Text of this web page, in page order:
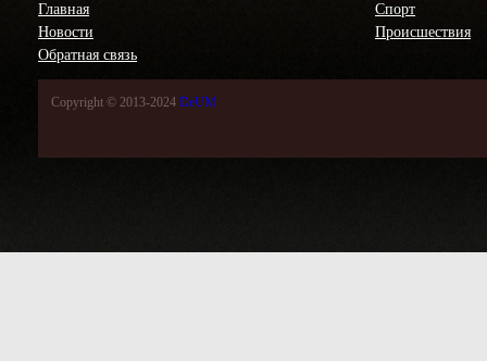
Главная
Новости
Обратная связь
Спорт
Происшествия
Copyright © 2013-2024 DeUM